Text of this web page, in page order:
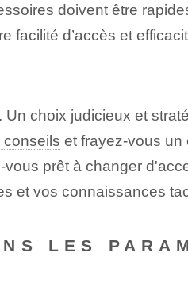
doivent être
facilité d’accès et
choix judicieux et
conseils et frayez-vous un
prêt à changer
et vos connaissances
LES